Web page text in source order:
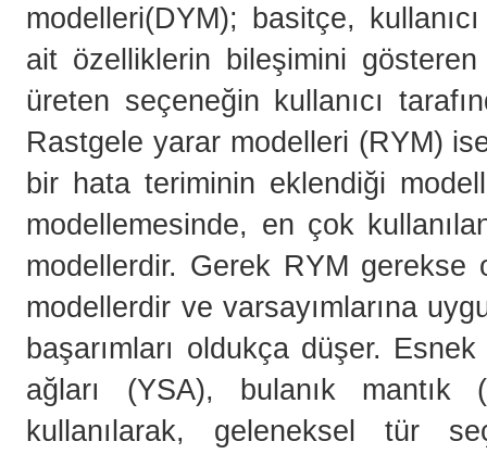
modelleri(DYM); basitçe,
ait özelliklerin bileşimini
üreten seçeneğin kullanıcı
Rastgele yarar modelleri (RYM)
bir hata teriminin eklendiği
modellemesinde, en çok
modellerdir. Gerek RYM
modellerdir ve varsayımlarına
başarımları oldukça düşer.
ağları (YSA), bulanık
kullanılarak, geleneksel tür